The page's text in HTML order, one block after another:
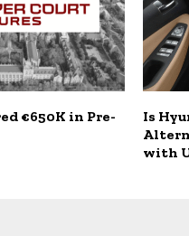
€650K in Pre-
Is
with